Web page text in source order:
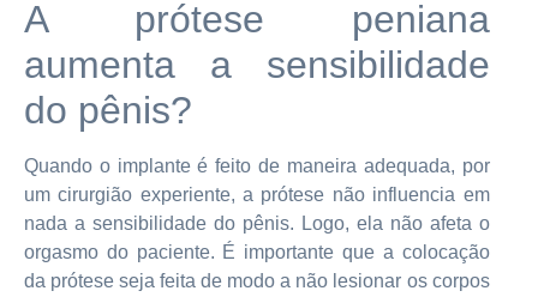
A prótese peniana
aumenta a sensibilidade
do pênis?
Quando o implante é feito de maneira adequada, por
um cirurgião experiente, a prótese não influencia em
nada a sensibilidade do pênis. Logo, ela não afeta o
orgasmo do paciente. É importante que a colocação
da prótese seja feita de modo a não lesionar os corpos